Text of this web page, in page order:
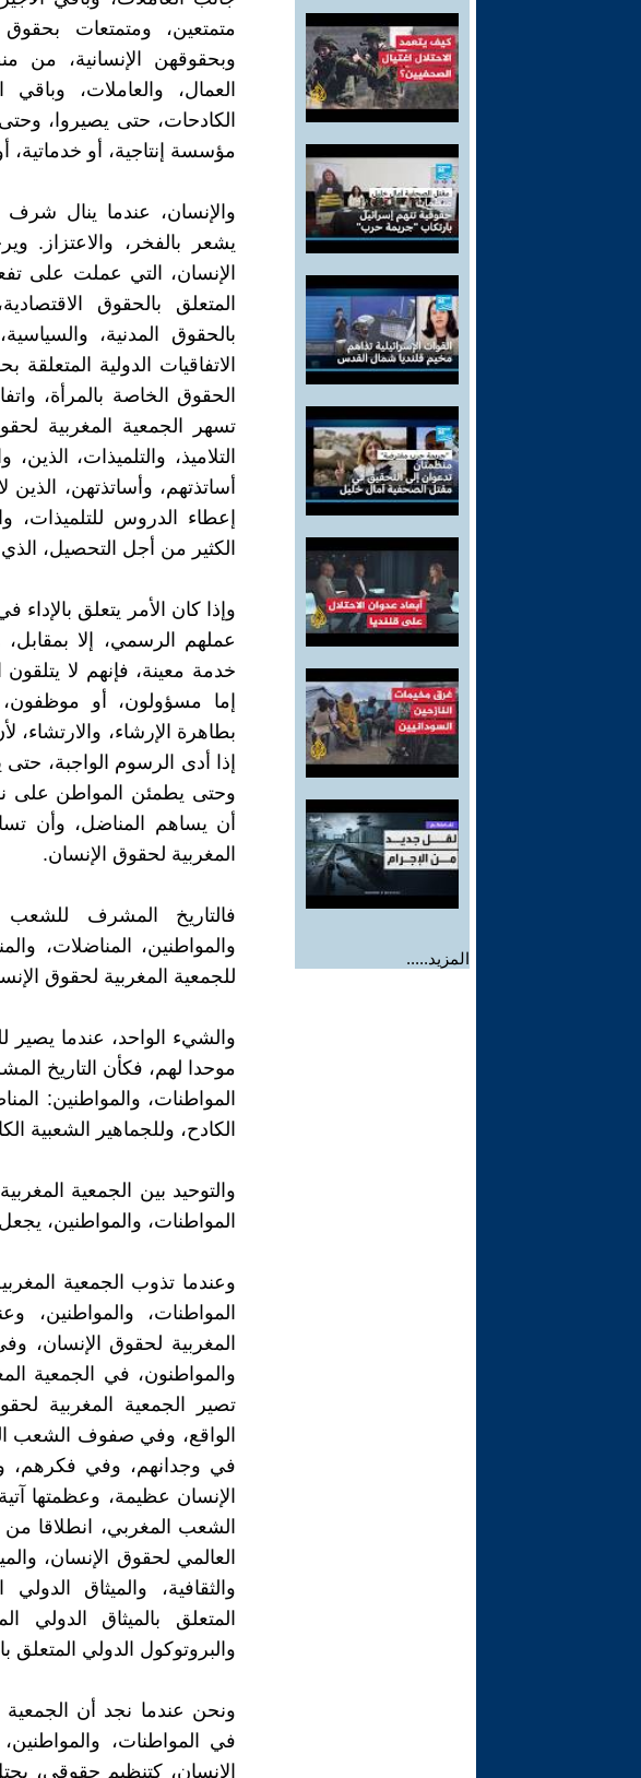
المزيد.....
متمتعين، ومتمتعات
وبحقوقهن الإنسانية، من
العمال، والعاملات،
الكادحات، حتى يصيروا،
مؤسسة إنتاجية، أو خدماتية،
والإنسان، عندما ينال شرف
يشعر بالفخر، والاعتزاز.
الإنسان، التي عملت على
المتعلق بالحقوق
بالحقوق المدنية،
الاتفاقيات الدولية
الحقوق الخاصة بالمرأة،
تسهر الجمعية المغربية
التلاميذ، والتلميذات،
أساتذتهم، وأساتذتهن،
إعطاء الدروس للتلميذات،
الكثير من أجل التحصيل،
وإذا كان الأمر يتعلق
عملهم الرسمي، إلا
خدمة معينة، فإنهم لا
إما مسؤولون، أو
بطاهرة الإرشاء،
إذا أدى الرسوم الواجبة،
وحتى يطمئن المواطن على
أن يساهم المناضل، وأن
المغربية لحقوق الإنسان.
فالتاريخ المشرف للشعب
والمواطنين، المناضلات،
للجمعية المغربية لحقوق
والشيء الواحد، عندما يصير
موحدا لهم، فكأن التاريخ
المواطنات، والمواطنين:
الكادح، وللجماهير الشعبية
والتوحيد بين الجمعية
المواطنات، والمواطنين،
وعندما تذوب الجمعية
المواطنات،
المغربية لحقوق الإنسان،
والمواطنون، في الجمعية
تصير الجمعية المغربية
الواقع، وفي صفوف الشعب
في وجدانهم، وفي فكرهم،
الإنسان عظيمة، وعظمتها
الشعب المغربي، انطلاقا من
العالمي لحقوق الإنسان،
والثقافية، والميثاق
المتعلق بالميثاق الدولي
والبروتوكول الدولي المتعلق
ونحن عندما نجد أن
في المواطنات،
الإنسان، كتنظيم حقوقي،